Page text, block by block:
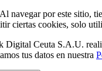
navegar por este sitio,
ciertas cookies, solo
Digital Ceuta S.A.U.
tus datos en nuestra